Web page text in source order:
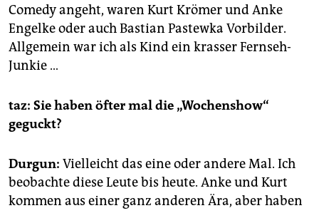
Comedy angeht, waren Kurt Krömer und Anke
Engelke oder auch Bastian Pastewka Vorbilder.
Allgemein war ich als Kind ein krasser Fernseh-
Junkie …
taz: Sie haben öfter mal die „Wochenshow“
geguckt?
Durgun: Vielleicht das eine oder andere Mal. Ich
beobachte diese Leute bis heute. Anke und Kurt
kommen aus einer ganz anderen Ära, aber haben